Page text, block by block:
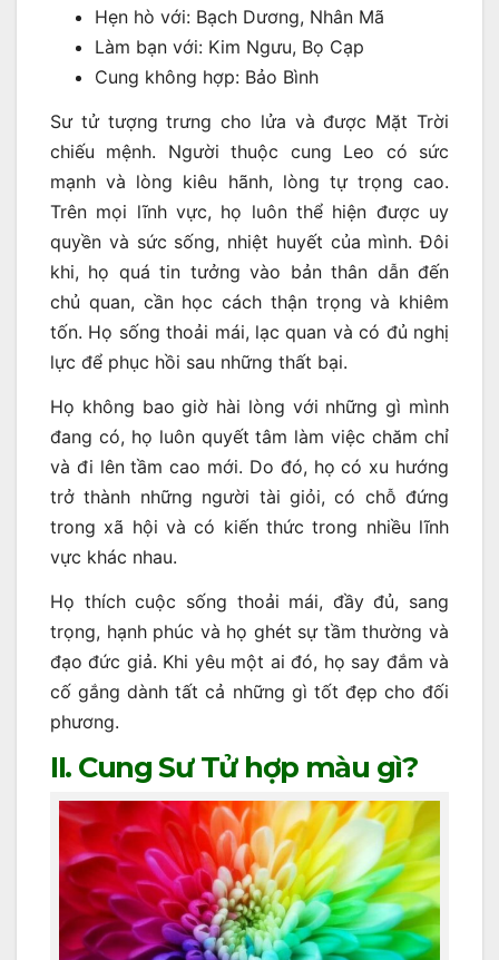
Hẹn hò với: Bạch Dương, Nhân Mã
Làm bạn với: Kim Ngưu, Bọ Cạp
Cung không hợp: Bảo Bình
Sư tử tượng trưng cho lửa và được Mặt Trời
chiếu mệnh. Người thuộc cung Leo có sức
mạnh và lòng kiêu hãnh, lòng tự trọng cao.
Trên mọi lĩnh vực, họ luôn thể hiện được uy
quyền và sức sống, nhiệt huyết của mình. Đôi
khi, họ quá tin tưởng vào bản thân dẫn đến
chủ quan, cần học cách thận trọng và khiêm
tốn. Họ sống thoải mái, lạc quan và có đủ nghị
lực để phục hồi sau những thất bại.
Họ không bao giờ hài lòng với những gì mình
đang có, họ luôn quyết tâm làm việc chăm chỉ
và đi lên tầm cao mới. Do đó, họ có xu hướng
trở thành những người tài giỏi, có chỗ đứng
trong xã hội và có kiến ​​thức trong nhiều lĩnh
vực khác nhau.
Họ thích cuộc sống thoải mái, đầy đủ, sang
trọng, hạnh phúc và họ ghét sự tầm thường và
đạo đức giả. Khi yêu một ai đó, họ say đắm và
cố gắng dành tất cả những gì tốt đẹp cho đối
phương.
II. Cung Sư Tử hợp màu gì?